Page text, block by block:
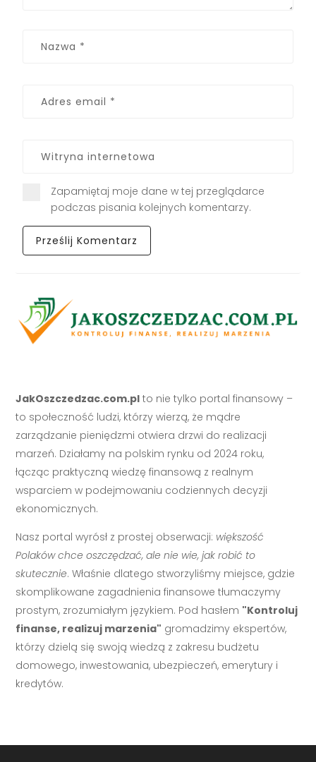
Zapamiętaj moje dane w tej przeglądarce
podczas pisania kolejnych komentarzy.
JakOszczedzac.com.pl to nie tylko portal finansowy –
to społeczność ludzi, którzy wierzą, że mądre
zarządzanie pieniędzmi otwiera drzwi do realizacji
marzeń. Działamy na polskim rynku od 2024 roku,
łącząc praktyczną wiedzę finansową z realnym
wsparciem w podejmowaniu codziennych decyzji
ekonomicznych.
Nasz portal wyrósł z prostej obserwacji: większość
Polaków chce oszczędzać, ale nie wie, jak robić to
skutecznie. Właśnie dlatego stworzyliśmy miejsce, gdzie
skomplikowane zagadnienia finansowe tłumaczymy
prostym, zrozumiałym językiem. Pod hasłem "Kontroluj
finanse, realizuj marzenia" gromadzimy ekspertów,
którzy dzielą się swoją wiedzą z zakresu budżetu
domowego, inwestowania, ubezpieczeń, emerytury i
kredytów.